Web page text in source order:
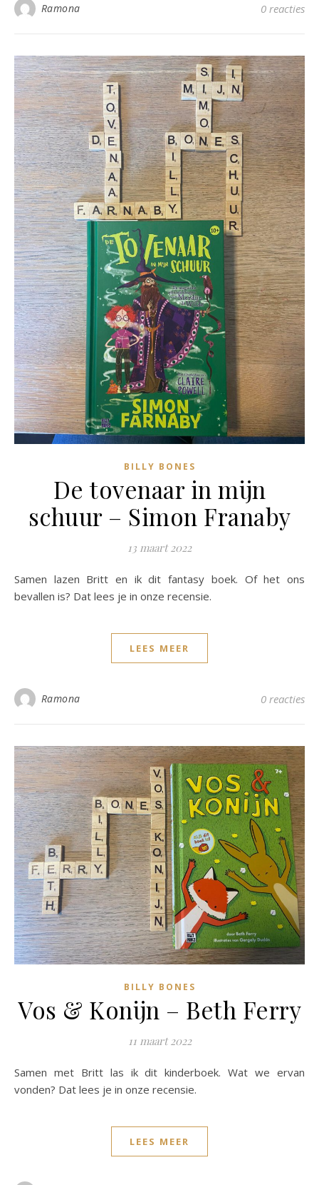
Ramona 0 reacties
BILLY BONES
De tovenaar in mijn
schuur – Simon Franaby
13 maart 2022
Samen lazen Britt en ik dit fantasy boek. Of het ons
bevallen is? Dat lees je in onze recensie.
LEES MEER
Ramona 0 reacties
BILLY BONES
Vos & Konijn – Beth Ferry
11 maart 2022
Samen met Britt las ik dit kinderboek. Wat we ervan
vonden? Dat lees je in onze recensie.
LEES MEER